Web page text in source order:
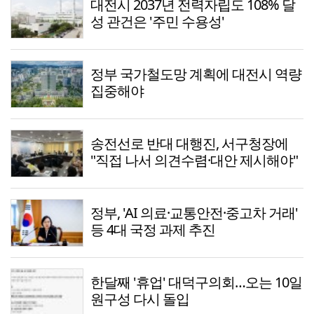
대전시 2037년 전력자립도 108% 달
성 관건은 '주민 수용성'
정부 국가철도망 계획에 대전시 역량
집중해야
송전선로 반대 대행진, 서구청장에
"직접 나서 의견수렴·대안 제시해야"
정부, 'AI 의료·교통안전·중고차 거래'
등 4대 국정 과제 추진
한달째 '휴업' 대덕구의회…오는 10일
원구성 다시 돌입